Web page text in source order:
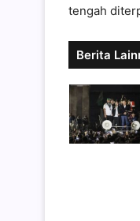
tengah
Berita